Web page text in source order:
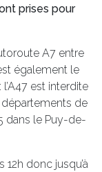
prises pour
A7 entre
également le
est interdite
départements de
dans le Puy-de-
donc jusqu’à